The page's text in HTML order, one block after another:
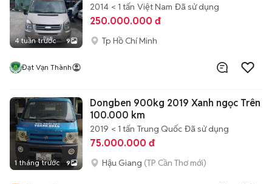
4 tuần trước 9
2014 < 1 tấn Việt Nam Đã sử dụng
250.000.000 đ
Tp Hồ Chí Minh
Đạt Vạn Thành
1 tháng trước 9
Dongben 900kg 2019 Xanh ngọc Trên
100.000 km
2019 < 1 tấn Trung Quốc Đã sử dụng
75.000.000 đ
Hậu Giang (TP Cần Thơ mới)